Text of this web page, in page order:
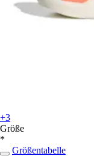
+3
Größe
*
Größentabelle